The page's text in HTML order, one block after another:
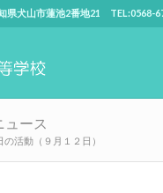
県犬山市蓮池2番地21 TEL:0568-
ュース
の活動（９月１２日）